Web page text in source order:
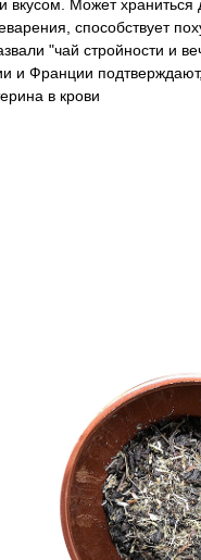
Может храниться
способствует
"чай стройности и
и Франции подтверждают,
в крови